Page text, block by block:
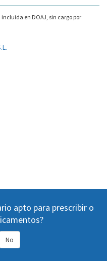
apto para prescribir o
No
incluida en DOAJ, sin cargo por